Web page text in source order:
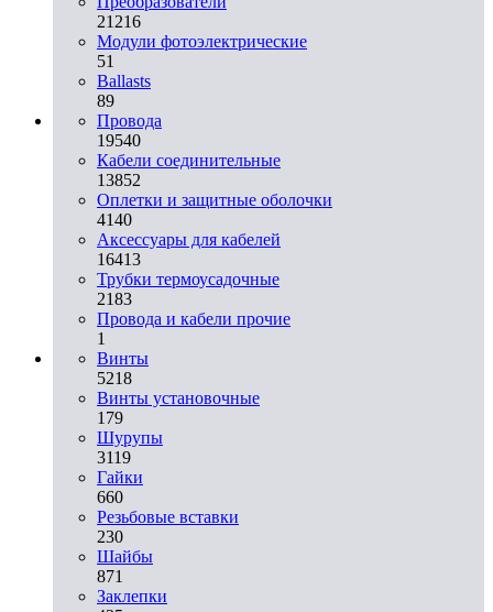
21216
Модули фотоэлектрические
51
Ballasts
89
Провода
19540
Кабели соединительные
13852
Оплетки и защитные оболочки
4140
Аксессуары для кабелей
16413
Трубки термоусадочные
2183
Провода и кабели прочие
1
Винты
5218
Винты установочные
179
Шурупы
3119
Гайки
660
Резьбовые вставки
230
Шайбы
871
Заклепки